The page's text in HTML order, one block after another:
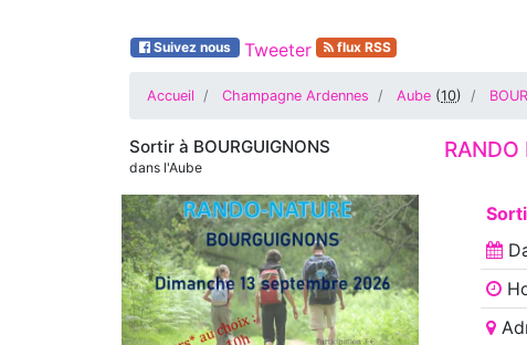
Suivez nous Tweeter flux RSS
Accueil Champagne Ardennes Aube (10)
Sortir à BOURGUIGNONS
dans l'Aube
RANDO